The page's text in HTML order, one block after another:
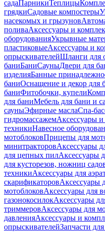
садаПарникиТеплицы
грядкиСадовые компостеры
насекомых и грызунов
поливаАксессуары и
оборудованияУкрывные
пластиковыеАксессуары и
опрыскивателейШланги для
баниБаниСауныДвери для
изделияБанные
баниОснащение и декор для
баниФитобочки, купели
для баниМебель для бани и
сауныЭфирные маслаСпа-
гидромассажемАксессуары
техникиНавесное
мотоблоковПрицепы для
минитракторовАксессуары
для цепных пилАксессуары
для кусторезов, ножниц
техникиАксессуары для
скарификаторовАксессуары
мотоблоковАксессуары для
газонокосилокАксессуары
триммеровАксессуары для
давленияАксессуары и
опрыскивателейЗапчасти